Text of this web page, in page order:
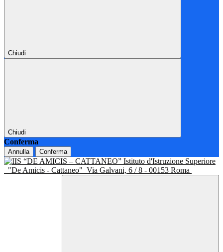
Chiudi
Chiudi
Conferma
Annulla Conferma
Istituto d'Istruzione Superiore
"De Amicis - Cattaneo" Via Galvani, 6 / 8 - 00153 Roma